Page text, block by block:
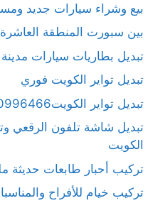
بيع وشراء سيارات جديد
بين سبورت المنطقة العاشرة Bein sport في الكويت
تبديل بطاريات سيارات
تبديل تواير الكويت فوري
تبديل تواير الكويت50996466
تبديل شاشة تلفون الرقعي
الكويت
تركيب أحبار طابعات حديثة
تركيب خيام للأفراح